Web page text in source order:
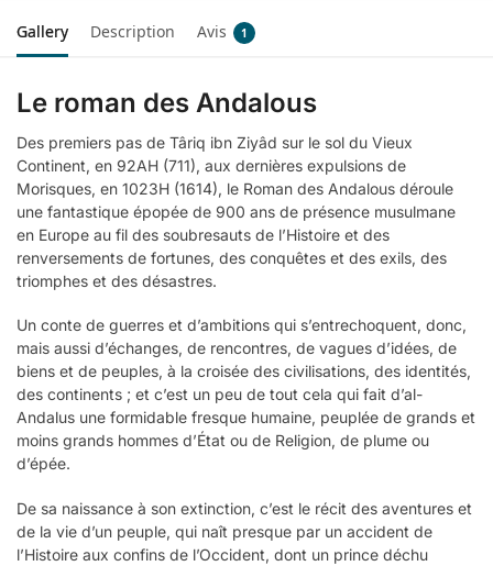
Gallery Description Avis 1
Le roman des Andalous
Des premiers pas de Târiq ibn Ziyâd sur le sol du Vieux
Continent, en 92AH (711), aux dernières expulsions de
Morisques, en 1023H (1614), le Roman des Andalous déroule
une fantastique épopée de 900 ans de présence musulmane
en Europe au fil des soubresauts de l’Histoire et des
renversements de fortunes, des conquêtes et des exils, des
triomphes et des désastres.
Un conte de guerres et d’ambitions qui s’entrechoquent, donc,
mais aussi d’échanges, de rencontres, de vagues d’idées, de
biens et de peuples, à la croisée des civilisations, des identités,
des continents ; et c’est un peu de tout cela qui fait d’al-
Andalus une formidable fresque humaine, peuplée de grands et
moins grands hommes d’État ou de Religion, de plume ou
d’épée.
De sa naissance à son extinction, c’est le récit des aventures et
de la vie d’un peuple, qui naît presque par un accident de
l’Histoire aux confins de l’Occident, dont un prince déchu